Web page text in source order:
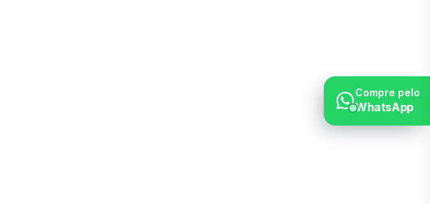
Compre pelo
WhatsApp